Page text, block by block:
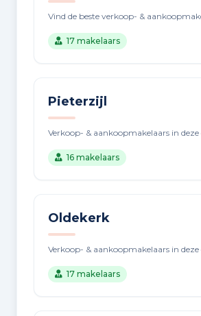
Vind de beste verkoop- &
17 makelaars
Pieterzijl
Verkoop- & aankoopmakelaars in
16 makelaars
Oldekerk
Verkoop- & aankoopmakelaars in
17 makelaars